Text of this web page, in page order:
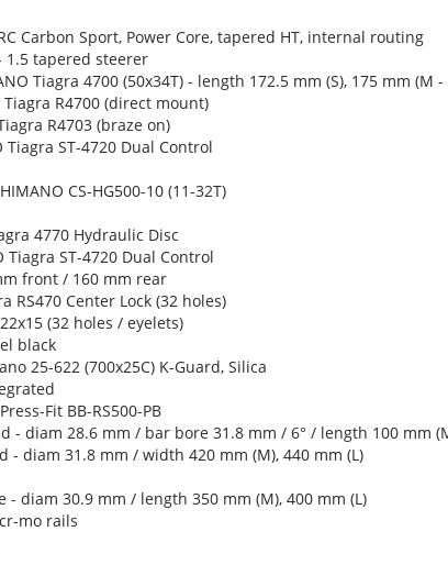
RC Carbon Sport, Power Core, tapered HT, internal routing
1.5 tapered steerer
Tiagra 4700 (50x34T) - length 172.5 mm (S), 175 mm (M -
Tiagra R4700 (direct mount)
R4703 (braze on)
Tiagra ST-4720 Dual Control
CS-HG500-10 (11-32T)
4770 Hydraulic Disc
Tiagra ST-4720 Dual Control
front / 160 mm rear
RS470 Center Lock (32 holes)
(32 holes / eyelets)
black
25-622 (700x25C) K-Guard, Silica
Fit BB-RS500-PB
- diam 28.6 mm / bar bore 31.8 mm / 6° / length 100 mm
- diam 31.8 mm / width 420 mm (M), 440 mm (L)
- diam 30.9 mm / length 350 mm (M), 400 mm (L)
mo rails